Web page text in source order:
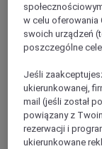
Saint-
Yzeure
w celu oferowania
swoich urządzeń
poszczególne
Jeśli
ukierunkowanej,
mail (jeśli został
powiązany z
rezerwacji i
ukierunkowane